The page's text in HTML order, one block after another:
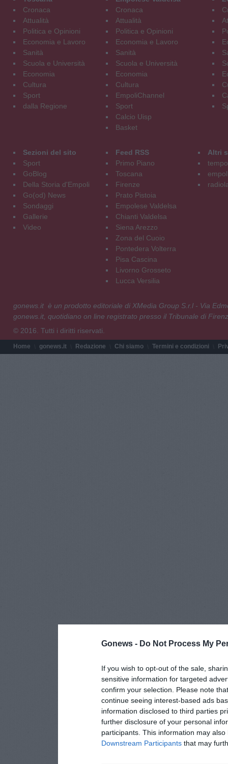
Gonews - Do Not Process My
If you wish to opt-out of the sale,
sensitive information for targeted
confirm your selection. Please note
continue seeing interest-based ads
information disclosed to third parties
further disclosure of your personal
participants. This information may
Downstream Participants that may
Cronaca
Attualità
Politica e Opinioni
Economia e Lavoro
Sanità
Scuola e Università
Economia
Cultura
Sport
dalla Regione
Cronaca
Attualità
Politica e Opinioni
Economia e Lavoro
Sanità
Scuola e Università
Economia
Cultura
EmpoliChannel
Sport
Calcio Uisp
Basket
Sezioni del sito
Sport
GoBlog
Della Storia d'Empoli
Go(od) News
Sondaggi
Gallerie
Video
Feed RSS
Primo Piano
Toscana
Firenze
Prato Pistoia
Empolese Valdelsa
Chianti Valdelsa
Siena Arezzo
Zona del Cuoio
Pontedera Volterra
Pisa Cascina
Livorno Grosseto
Lucca Versilia
Altri
gonews.it è un prodotto editoriale di XMedia Group S.r.l - Via
gonews.it, quotidiano on line registrato presso il Tribunale di
© 2016. Tutti i diritti riservati.
Home gonews.it Redazione Chi siamo Termini e condizioni